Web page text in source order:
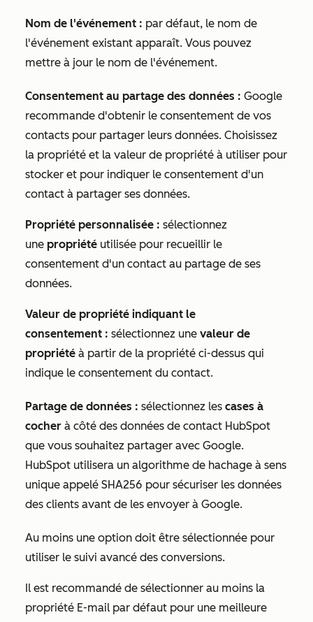
Nom de l'événement : par défaut, le nom de
l'événement existant apparaît. Vous pouvez
mettre à jour le nom de l'événement.
Consentement au partage des données : Google
recommande d'obtenir le consentement de vos
contacts pour partager leurs données. Choisissez
la propriété et la valeur de propriété à utiliser pour
stocker et pour indiquer le consentement d'un
contact à partager ses données.
Propriété personnalisée : sélectionnez
une propriété utilisée pour recueillir le
consentement d'un contact au partage de ses
données.
Valeur de propriété indiquant le
consentement : sélectionnez une valeur de
propriété à partir de la propriété ci-dessus qui
indique le consentement du contact.
Partage de données : sélectionnez les cases à
cocher à côté des données de contact HubSpot
que vous souhaitez partager avec Google.
HubSpot utilisera un algorithme de hachage à sens
unique appelé SHA256 pour sécuriser les données
des clients avant de les envoyer à Google.
Au moins une option doit être sélectionnée pour
utiliser le suivi avancé des conversions.
Il est recommandé de sélectionner au moins la
propriété E-mail par défaut pour une meilleure